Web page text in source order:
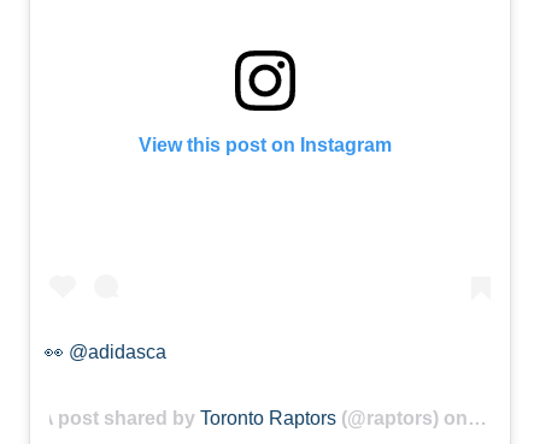
View this post on Instagram
👀 @adidasca
A post shared by Toronto Raptors(@raptors) on Nov 12,